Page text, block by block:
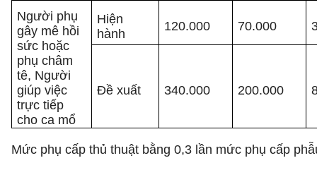
Người phụ
gây mê hồi
sức hoặc
phụ châm
tê, Người
giúp việc
trực tiếp
cho ca mổ
Hiện
hành
120.000 70.000
Đề xuất 340.000 200.000
Mức phụ cấp thủ thuật bằng 0,3 lần mức phụ cấp